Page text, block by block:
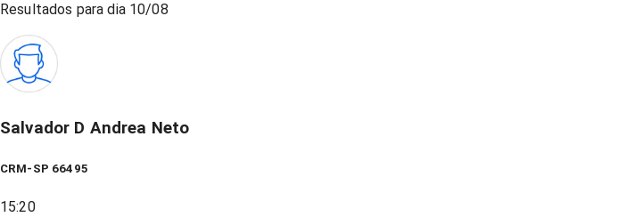
Resultados para dia 10/08
Salvador D Andrea Neto
CRM-SP 66495
15:20